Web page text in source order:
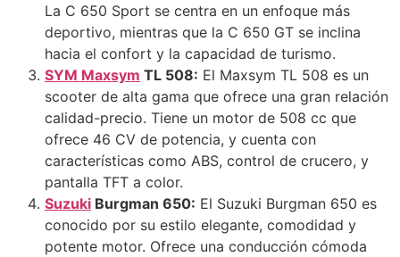
La C 650 Sport se centra en un enfoque más
deportivo, mientras que la C 650 GT se inclina
hacia el confort y la capacidad de turismo.
SYM Maxsym TL 508: El Maxsym TL 508 es un
scooter de alta gama que ofrece una gran relación
calidad-precio. Tiene un motor de 508 cc que
ofrece 46 CV de potencia, y cuenta con
características como ABS, control de crucero, y
pantalla TFT a color.
Suzuki Burgman 650: El Suzuki Burgman 650 es
conocido por su estilo elegante, comodidad y
potente motor. Ofrece una conducción cómoda